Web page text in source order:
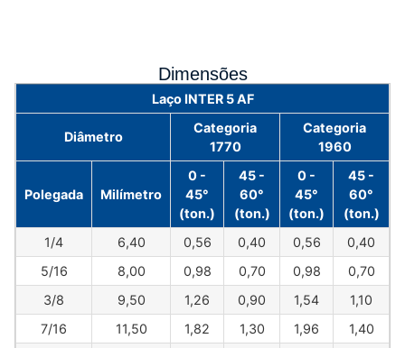
Dimensões
Laço INTER 5 AF
Diâmetro
Categoria
1770
Categoria
1960
Polegada Milímetro
0 -
45°
(ton.)
45 -
60°
(ton.)
0 -
45°
(ton.)
45 -
60°
(ton.)
1/4
6,40 0,56 0,40 0,56
0,40
5/16
8,00 0,98 0,70 0,98
0,70
3/8
9,50 1,26 0,90 1,54
1,10
7/16
11,50 1,82 1,30 1,96
1,40